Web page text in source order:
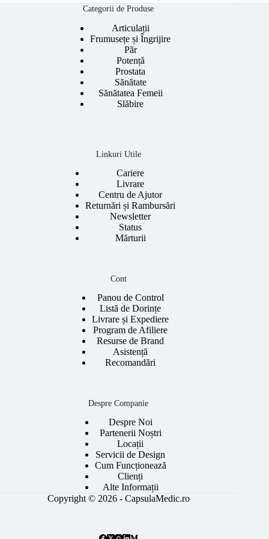
222.00 lei.
Categorii de Produse
Articulații
Frumusețe și Îngrijire
Păr
Potență
Prostata
Sănătate
Sănătatea Femeii
Slăbire
Linkuri Utile
Cariere
Livrare
Centru de Ajutor
Returnări și Rambursări
Newsletter
Status
Mărturii
Cont
Panou de Control
Listă de Dorințe
Livrare și Expediere
Program de Afiliere
Resurse de Brand
Asistență
Recomandări
Despre Companie
Despre Noi
Partenerii Noștri
Locații
Servicii de Design
Cum Funcționează
Clienți
Alte Informații
Copyright © 2026 - CapsulaMedic.ro